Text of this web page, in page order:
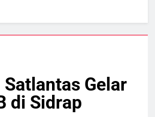
Gelar
di Sidrap